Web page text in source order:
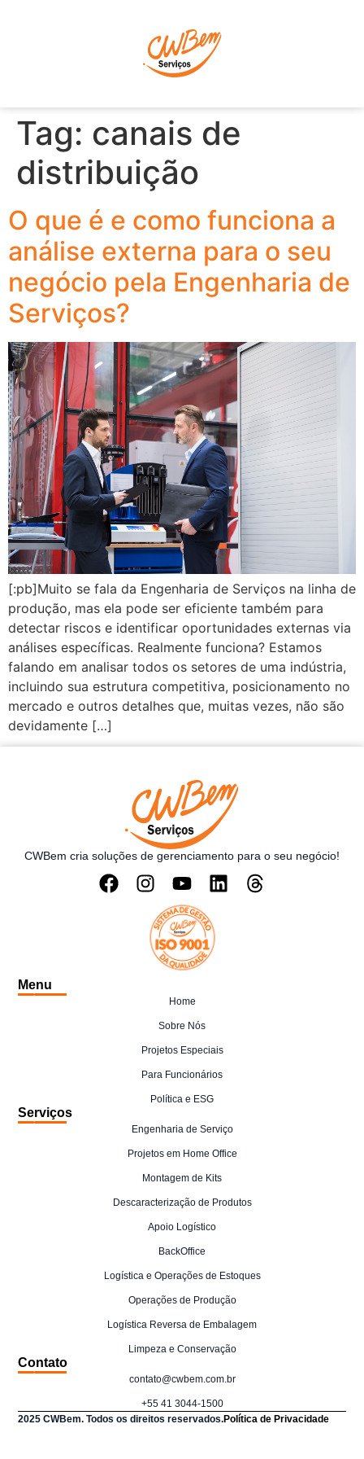
Tag: canais de
distribuição
O que é e como funciona a
análise externa para o seu
negócio pela Engenharia de
Serviços?
[:pb]Muito se fala da Engenharia de Serviços na linha de
produção, mas ela pode ser eficiente também para
detectar riscos e identificar oportunidades externas via
análises específicas. Realmente funciona? Estamos
falando em analisar todos os setores de uma indústria,
incluindo sua estrutura competitiva, posicionamento no
mercado e outros detalhes que, muitas vezes, não são
devidamente […]
CWBem cria soluções de gerenciamento para o seu negócio!
Menu
Home
Sobre Nós
Projetos Especiais
Para Funcionários
Política e ESG
Serviços
Engenharia de Serviço
Projetos em Home Office
Montagem de Kits
Descaracterização de Produtos
Apoio Logístico
BackOffice
Logística e Operações de Estoques
Operações de Produção
Logística Reversa de Embalagem
Limpeza e Conservação
Contato
contato@cwbem.com.br
+55 41 3044-1500
2025 CWBem. Todos os direitos reservados.Política de Privacidade